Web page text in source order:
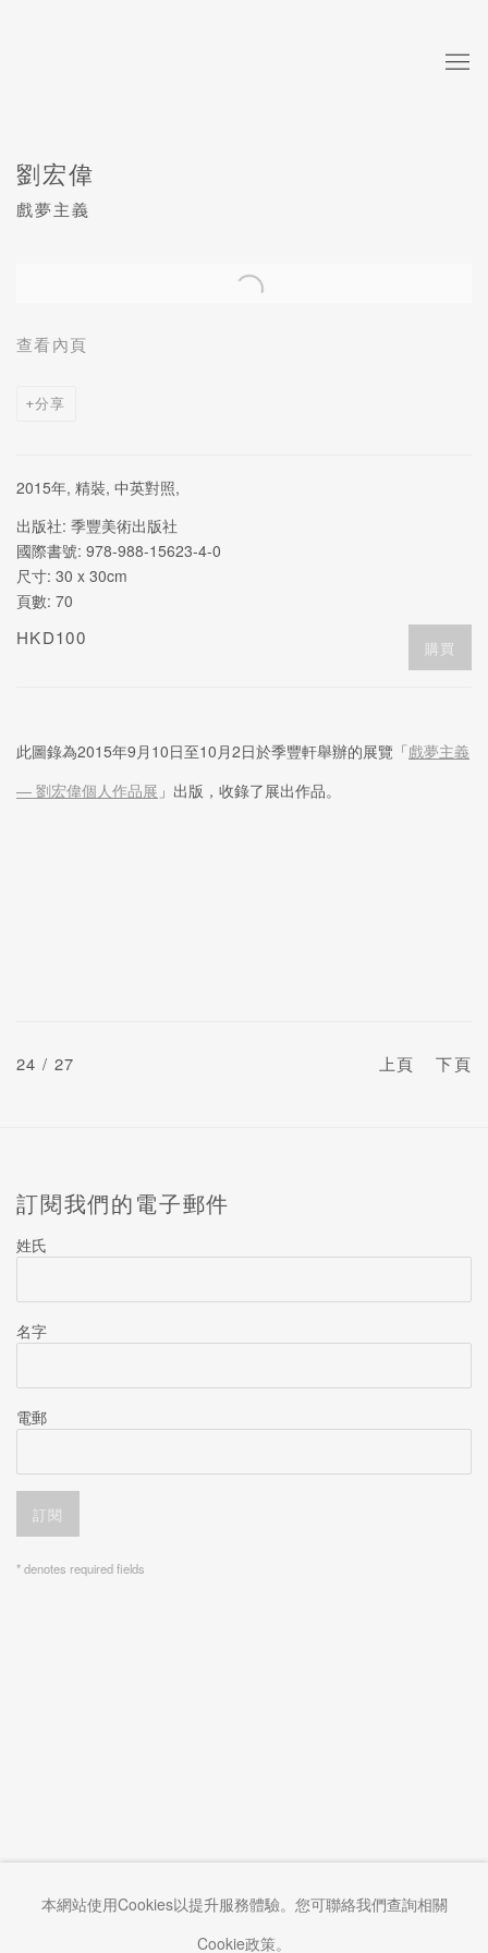
劉宏偉
戲夢主義
Open a larger version of the following image in a popup:
查看內頁
分享
2015年, 精裝, 中英對照,
出版社: 季豐美術出版社
國際書號: 978-988-15623-4-0
尺寸: 30 x 30cm
頁數: 70
HKD100 購買
此圖錄為2015年9月10日至10月2日於季豐軒舉辦的展覽「戲夢主義
— 劉宏偉個人作品展 」出版，收錄了展出作品。
上頁 下頁
24 / 27
訂閱我們的電子郵件
姓氏
名字
電郵
訂閱
* denotes required fields
本網站使用Cookies以提升服務體驗。您可聯絡我們查詢相關
Cookie政策。